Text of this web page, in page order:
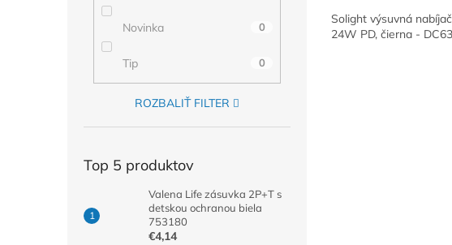
Novinka 0
Tip 0
ROZBALIŤ FILTER
Top 5 produktov
Valena Life zásuvka 2P+T s
detskou ochranou biela
753180
€4,14
Solight výsuvná
24W PD, čierna -